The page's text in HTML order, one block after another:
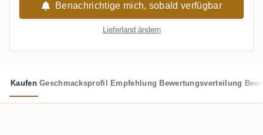
Benachrichtige mich, sobald verfügbar
Lieferland ändern
Kaufen Geschmacksprofil Empfehlung Bewertungsverteilung